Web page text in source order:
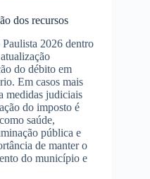
dos recursos
2026 dentro
do débito em
Em casos mais
medidas judiciais
do imposto é
saúde,
pública e
de manter o
do município e